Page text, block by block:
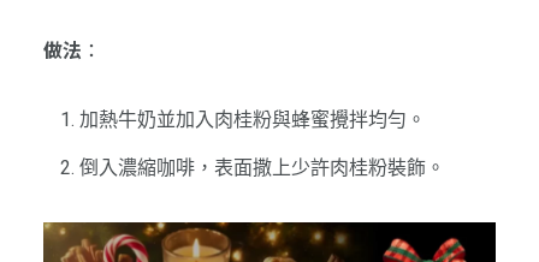
做法 ：
加熱牛奶並加入肉桂粉與蜂蜜攪拌均勻。
倒入濃縮咖啡，表面撒上少許肉桂粉裝飾。